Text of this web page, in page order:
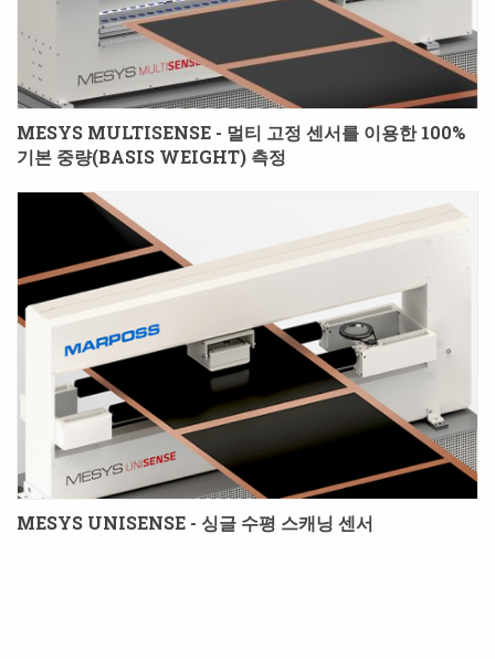
MESYS MULTISENSE - 멀티 고정 센서를 이용한 100%
기본 중량(BASIS WEIGHT) 측정
MESYS UNISENSE - 싱글 수평 스캐닝 센서